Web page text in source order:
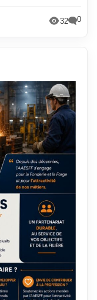
32 0